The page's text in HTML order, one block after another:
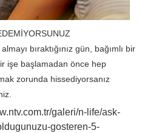
bıraktığınız gün, bağımlı bir
işe başlamadan önce hep
zorunda hissediyorsanız
galeri/n-life/ask-
gosteren-5-